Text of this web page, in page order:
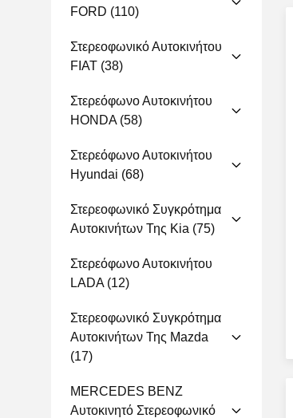
FORD (110)
Στερεοφωνικό Αυτοκινήτου
FIAT (38)
Στερεόφωνο Αυτοκινήτου
HONDA(58)
Στερεόφωνο Αυτοκινήτου
Hyundai (68)
Στερεοφωνικό Συγκρότημα
Αυτοκινήτων Της Kia (75)
Στερεόφωνο Αυτοκινήτου
LADA(12)
Στερεοφωνικό Συγκρότημα
Αυτοκινήτων Της Mazda
(17)
MERCEDES BENZ
Αυτοκινητό Στερεοφωνικό